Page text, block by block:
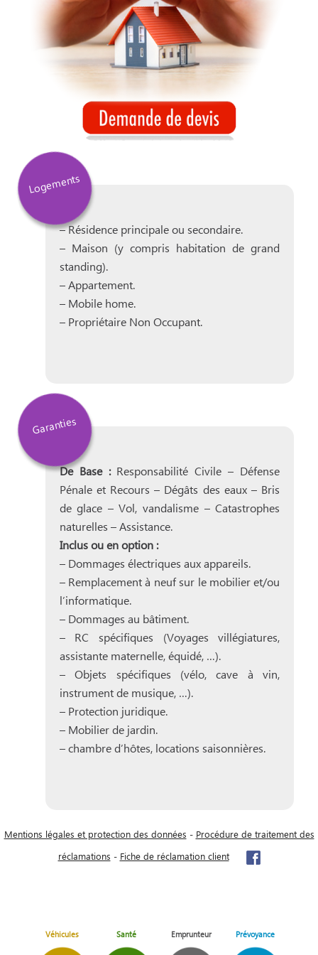
Logements
– Résidence principale ou secondaire.
– Maison (y compris habitation de grand
standing).
– Appartement.
– Mobile home.
– Propriétaire Non Occupant.
Garanties
De Base :Responsabilité Civile – Défense
Pénale et Recours – Dégâts des eaux – Bris
de glace – Vol, vandalisme – Catastrophes
naturelles – Assistance.
Inclus ou en option :
– Dommages électriques aux appareils.
– Remplacement à neuf sur le mobilier et/ou
l’informatique.
– Dommages au bâtiment.
– RC spécifiques (Voyages villégiatures,
assistante maternelle, équidé, …).
– Objets spécifiques (vélo, cave à vin,
instrument de musique, …).
– Protection juridique.
– Mobilier de jardin.
– chambre d’hôtes, locations saisonnières.
Mentions légales et protection des données - Procédure de traitement des
réclamations - Fiche de réclamation client
Véhicules Santé Emprunteur Prévoyance